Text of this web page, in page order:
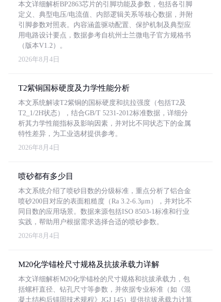
本文详细解析BP2863芯片的引脚功能及参数，包括各引脚
定义、典型电压/电流值、内部逻辑关系等核心数据，并附
引脚参数对照表。内容涵盖驱动配置、保护机制及典型应
用电路设计要点，数据参考自杭州士兰微电子官方规格书
（版本V1.2）。
2026年8月4日
T2紫铜国标硬度及力学性能分析
本文系统解读T2紫铜的国标硬度和抗拉强度（包括T2及
T2_1/2H状态），结合GB/T 5231-2012标准数据，详细分
析其力学性能指标及影响因素，并对比不同状态下的金属
特性差异，为工业选材提供参考。
2026年8月4日
喷砂都有多少目
本文系统介绍了喷砂目数的分级标准，重点分析了铝合金
喷砂200目对应的表面粗糙度（Ra 3.2-6.3μm），并对比不
同目数的应用场景。数据来源包括ISO 8503-1标准和行业
实践，帮助用户根据需求选择合适的喷砂参数。
2026年8月4日
M20化学锚栓尺寸规格及抗拔承载力详解
本文详细解析M20化学锚栓的尺寸规格和抗拔承载力，包
括螺杆直径、钻孔尺寸等参数，并依据专业标准（如《混
凝土结构后锚固技术规程》JGJ 145）提供抗拔承载力计算